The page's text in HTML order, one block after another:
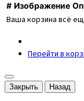
# Изображение
Ваша корзина всё
Перейти в
Закрыть Назад